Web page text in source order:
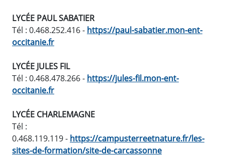
LYCÉE PAUL SABATIER
Tél : 0.468.252.416 - https://paul-sabatier.mon-ent-
occitanie.fr
LYCÉE JULES FIL
Tél : 0.468.478.266 - https://jules-fil.mon-ent-
occitanie.fr
LYCÉE CHARLEMAGNE
Tél :
0.468.119.119 - https://campusterreetnature.fr/les-
sites-de-formation/site-de-carcassonne